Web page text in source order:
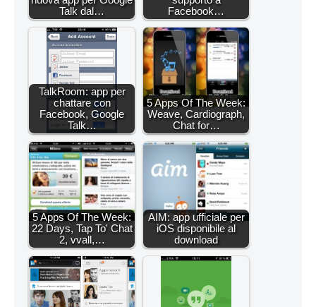
Talk dal…
Facebook…
TalkRoom: app per
chattare con
Facebook, Google
Talk…
5 Apps Of The Week:
Weave, Cardiograph,
Chat for…
5 Apps Of The Week:
22 Days, Tap To' Chat
2, vvall,…
AIM: app ufficiale per
iOS disponibile al
download